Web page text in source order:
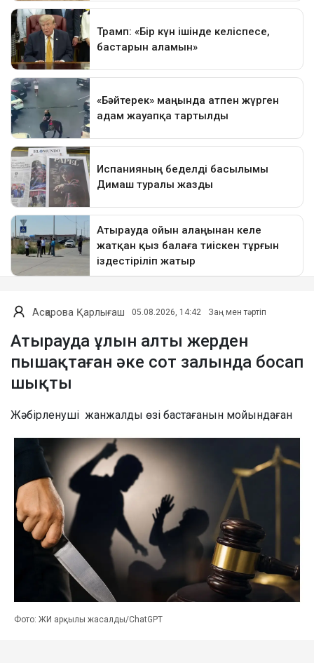
Асқарова Қарлығаш 05.08.2026, 14:42 Заң мен тәртіп
Атырауда ұлын алты жерден
пышақтаған әке сот залында босап
шықты
Жәбірленуші жанжалды өзі бастағанын мойындаған
Фото: ЖИ арқылы жасалды/ChatGPT